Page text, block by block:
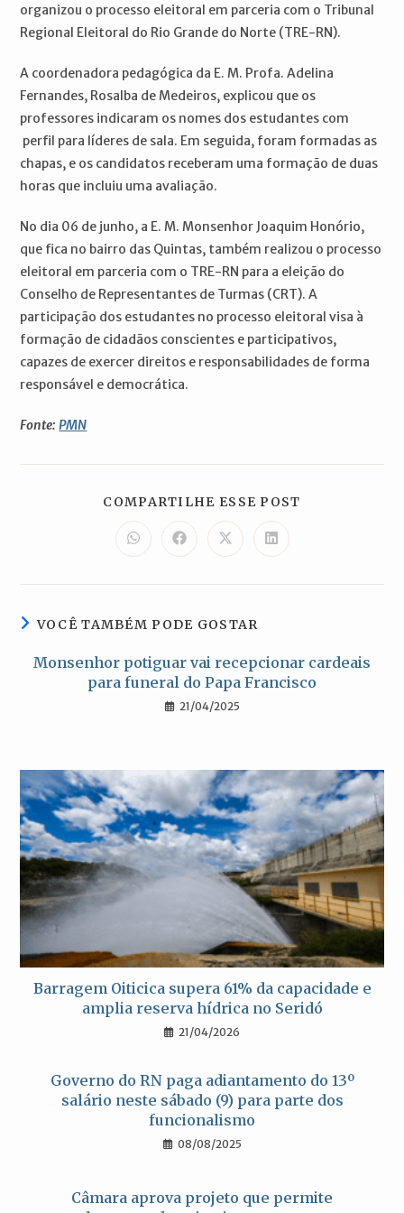
organizou o processo eleitoral em parceria com o Tribunal
Regional Eleitoral do Rio Grande do Norte (TRE-RN).
A coordenadora pedagógica da E. M. Profa. Adelina
Fernandes, Rosalba de Medeiros, explicou que os
professores indicaram os nomes dos estudantes com
perfil para líderes de sala. Em seguida, foram formadas as
chapas, e os candidatos receberam uma formação de duas
horas que incluiu uma avaliação.
No dia 06 de junho, a E. M. Monsenhor Joaquim Honório,
que fica no bairro das Quintas, também realizou o processo
eleitoral em parceria com o TRE-RN para a eleição do
Conselho de Representantes de Turmas (CRT). A
participação dos estudantes no processo eleitoral visa à
formação de cidadãos conscientes e participativos,
capazes de exercer direitos e responsabilidades de forma
responsável e democrática.
Fonte:PMN
COMPARTILHE ESSE POST
Abre
em
nova
Abre
em
nova
Abre
em
nova
Abre
em
nova
VOCÊ TAMBÉM PODE GOSTAR
Monsenhor potiguar vai recepcionar cardeais
para funeral do Papa Francisco
21/04/2025
Barragem Oiticica supera 61% da capacidade e
amplia reserva hídrica no Seridó
21/04/2026
Governo do RN paga adiantamento do 13º
salário neste sábado (9) para parte dos
funcionalismo
08/08/2025
Câmara aprova projeto que permite